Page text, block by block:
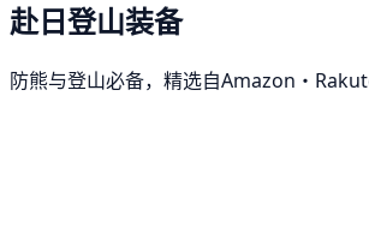
赴日登山装备
防熊与登山必备，精选自Amazon・